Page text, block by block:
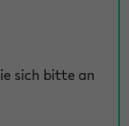
sich bitte an